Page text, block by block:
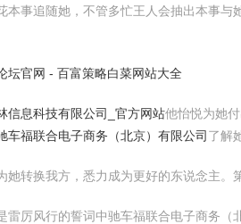
本事追随她，不管多忙王人会抽出本事
坛官网 - 百富策略白菜网站大全
信息科技有限公司_官方网站他怡悦为她付
车福联合电子商务（北京）有限公司 了解
她转换我方，悉力成为更好的东说念主。
雷厉风行的誓词中驰车福联合电子商务